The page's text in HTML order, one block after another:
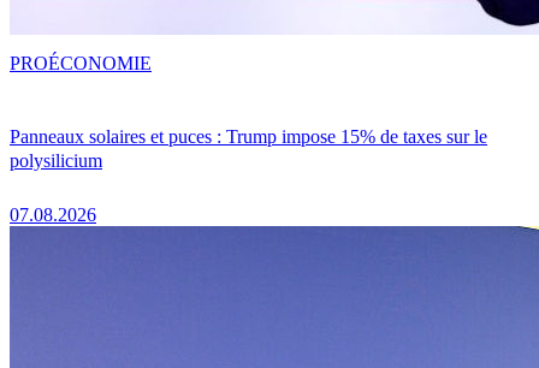
Panneaux solaires et puces : Trump impose 15% de taxes sur le
polysilicium
07.08.2026
PROÉCONOMIE